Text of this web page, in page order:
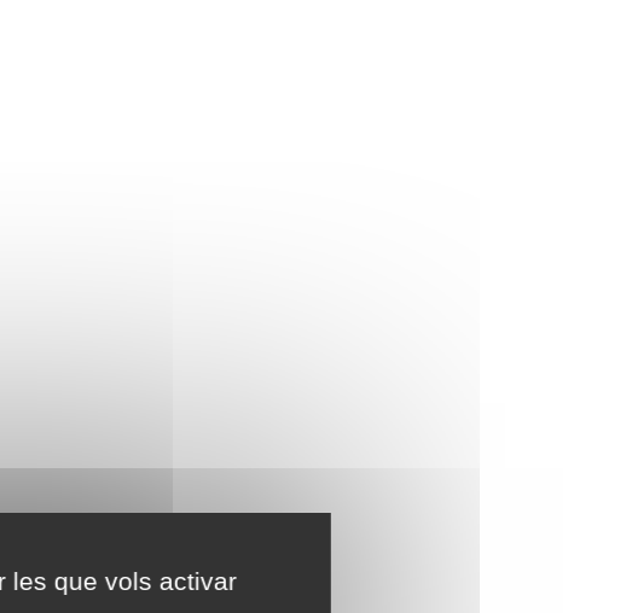
les que vols activar